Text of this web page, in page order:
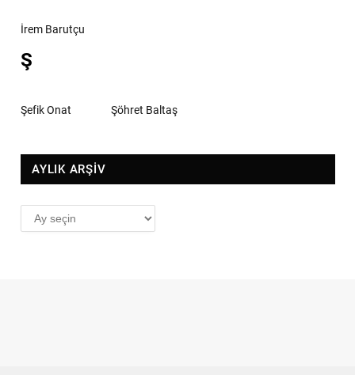
İrem Barutçu
Ş
Şefik Onat Şöhret Baltaş
AYLIK ARŞİV
AYLIK
ARŞİV